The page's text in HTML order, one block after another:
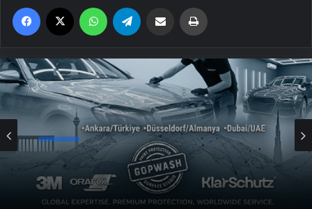
Facebook WhatsApp Email'den paylaş
UETDS Nedir ? Uetds.com İle Akıllı Dijital
Taşımacılık Yazılımı